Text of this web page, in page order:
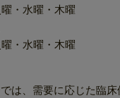
・水曜・木曜
・水曜・木曜
は、需要に応じた臨